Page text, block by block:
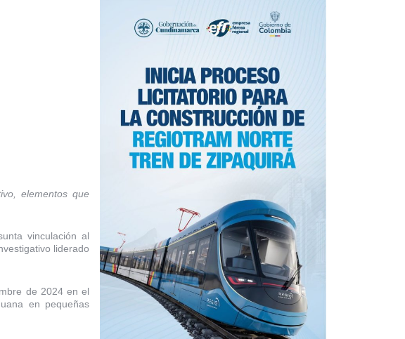
elementos que
vinculación al
liderado
de 2024 en el
en pequeñas